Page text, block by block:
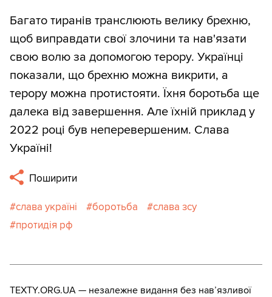
Багато тиранів транслюють велику брехню,
щоб виправдати свої злочини та нав'язати
свою волю за допомогою терору. Українці
показали, що брехню можна викрити, а
терору можна протистояти. Їхня боротьба ще
далека від завершення. Але їхній приклад у
2022 році був неперевершеним. Слава
Україні!
Поширити
слава україні боротьба
слава зсу
протидія рф
TEXTY.ORG.UA — незалежне видання без навʼязливої